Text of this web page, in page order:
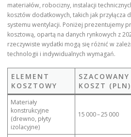
materiałów, robocizny, instalacji
kosztów dodatkowych, takich jak przyłącza
systemu wentylacji. Poniżej prezentujemy
kosztową, opartą na danych rynkowych z
rzeczywiste wydatki mogą się różnić w
technologii i indywidualnych wymagań.
ELEMENT
KOSZTOWY
SZACOWANY
KOSZT (PLN)
Materiały
konstrukcyjne
(drewno, płyty
izolacyjne)
15 000 – 25 000